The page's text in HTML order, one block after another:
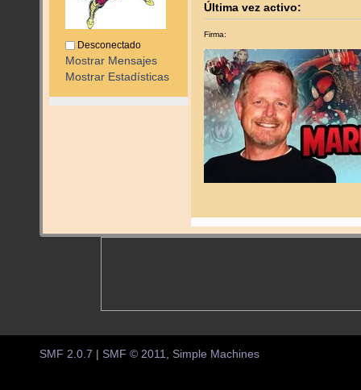
Desconectado
Mostrar Mensajes
Mostrar Estadísticas
Última vez activo:
Firma:
SMF 2.0.7 SMF © 2011, Simple Machines